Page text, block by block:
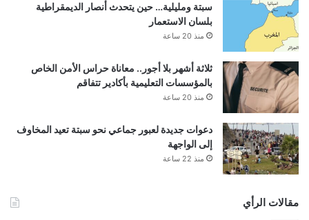
سبتة ومليلية… حين يتحدث أنصار الديمقراطية
بلسان الاستعمار
منذ 20 ساعة
ثلاثة أشهر بلا أجور.. معاناة حراس الأمن الخاص
بالمؤسسات التعليمية بأكادير تتفاقم
منذ 20 ساعة
دعوات جديدة لعبور جماعي نحو سبتة تعيد المخاوف
إلى الواجهة
منذ 22 ساعة
مقالات الرأي